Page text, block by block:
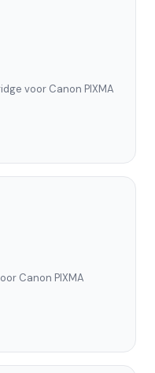
voor Canon PIXMA
Canon PIXMA